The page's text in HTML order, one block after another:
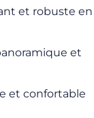
et robuste en
et
et confortable